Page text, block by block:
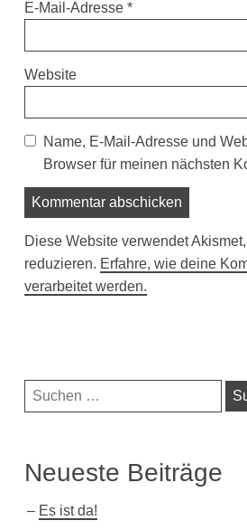
E-Mail-Adresse *
Website
Name, E-Mail-Adresse und
Browser für meinen nächsten
Diese Website verwendet
reduzieren. Erfahre, wie deine
verarbeitet werden.
Navigationsleiste
Suchen
nach:
Neueste Beiträge
Es ist da!